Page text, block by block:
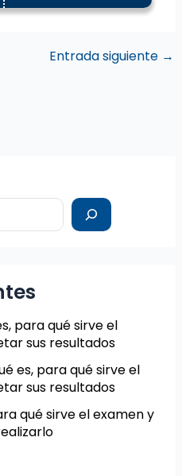
Entrada siguiente →
para qué sirve el
sus resultados
es, para qué sirve el
sus resultados
qué sirve el examen y